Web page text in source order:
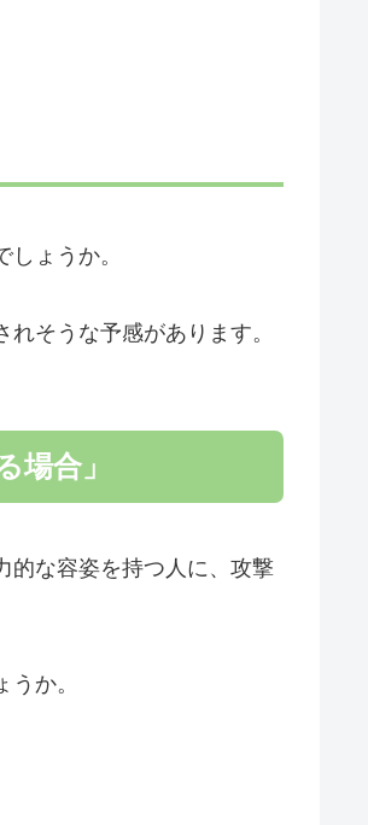
ょうか。
そうな予感があります。
場合」
的な容姿を持つ人に、攻撃
か。